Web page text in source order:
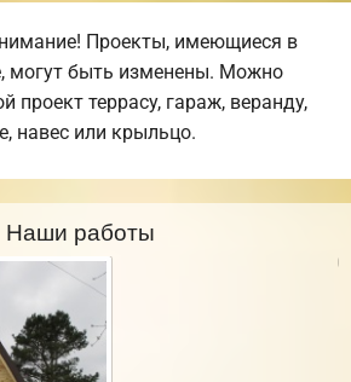
Проекты, имеющиеся в
могут быть изменены. Можно
проект террасу, гараж, веранду,
навес или крыльцо.
Наши работы